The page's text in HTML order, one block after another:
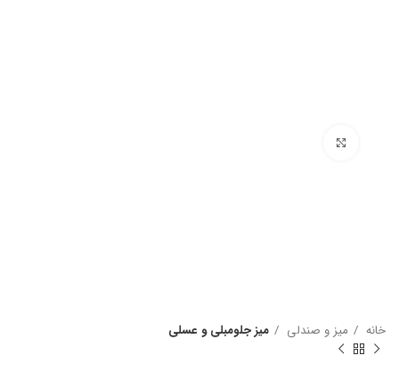
خانه میز و صندلی میز جلومبلی و عسلی